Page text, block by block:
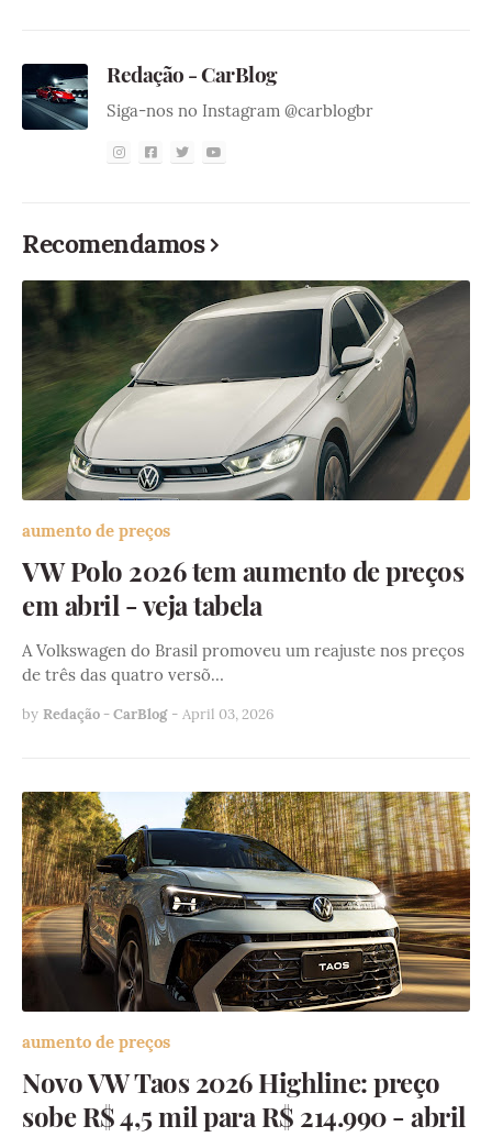
Redação - CarBlog
Siga-nos no Instagram @carblogbr
Recomendamos
aumento de preços
VW Polo 2026 tem aumento de preços
em abril - veja tabela
A Volkswagen do Brasil promoveu um reajuste nos preços
de três das quatro versõ…
by Redação - CarBlog - April 03, 2026
aumento de preços
Novo VW Taos 2026 Highline: preço
sobe R$ 4,5 mil para R$ 214.990 - abril